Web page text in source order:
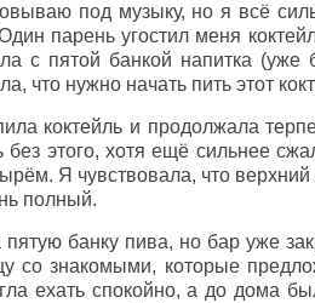
под музыку, но я всё
парень угостил меня
с пятой банкой напитка
что нужно начать пить этот
коктейль и продолжала
этого, хотя ещё сильнее
Я чувствовала, что верхний
полный.
банку пива, но бар уже
со знакомыми, которые
ехать спокойно, а до дома